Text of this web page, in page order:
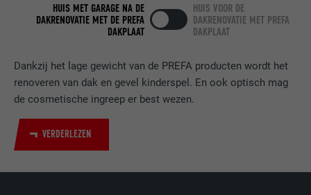
Dankzij het lage gewicht van de PREFA producten wordt het
renoveren van dak en gevel kinderspel. En ook optisch mag
de cosmetische ingreep er best wezen.
VERDERLEZEN
HUIS MET GARAGE NA DE
DAKRENOVATIE MET DE PREFA
DAKPLAAT
HUIS VOOR DE
DAKRENOVATIE MET PREFA
DAKPLAAT
bscookie
AANBIEDER LinkedIn
VERVALTIJD
DOEL
van ingebedde diensten.